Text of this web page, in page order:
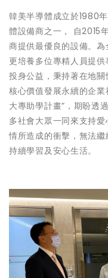
韓美半導體成立於1980
體設備商之一， 自2015
商提供最優良的設備。
更培養多位專精人員提
投身公益，秉持著在地
核心價值發展永續的企
大專助學計畫”，期盼透
多社會大眾一同來支持
情所造成的衝擊，無法
持續學習及安心生活。